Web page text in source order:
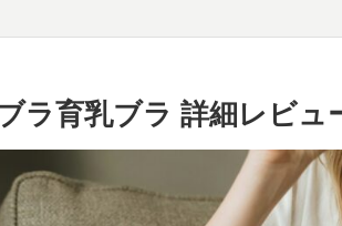
ラ育乳ブラ 詳細レビュ